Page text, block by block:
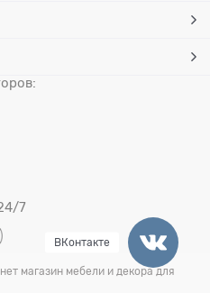
7
магазин мебели и декора для
ВКонтакте